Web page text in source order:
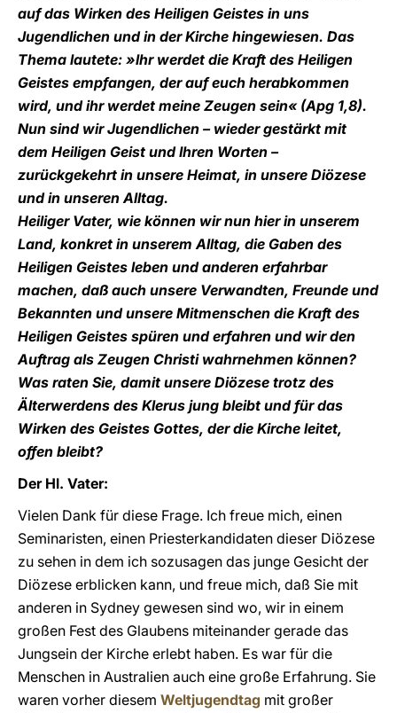
auf das Wirken des Heiligen Geistes in uns
Jugendlichen und in der Kirche hingewiesen. Das
Thema lautete: »lhr werdet die Kraft des Heiligen
Geistes empfangen, der auf euch herabkommen
wird, und ihr werdet meine Zeugen sein« (Apg 1,8).
Nun sind wir Jugendlichen – wieder gestärkt mit
dem Heiligen Geist und Ihren Worten –
zurückgekehrt in unsere Heimat, in unsere Diözese
und in unseren Alltag.
Heiliger Vater, wie können wir nun hier in unserem
Land, konkret in unserem Alltag, die Gaben des
Heiligen Geistes leben und anderen erfahrbar
machen, daß auch unsere Verwandten, Freunde und
Bekannten und unsere Mitmenschen die Kraft des
Heiligen Geistes spüren und erfahren und wir den
Auftrag als Zeugen Christi wahrnehmen können?
Was raten Sie, damit unsere Diözese trotz des
Älterwerdens des Klerus jung bleibt und für das
Wirken des Geistes Gottes, der die Kirche leitet,
offen bleibt?
Der Hl. Vater:
Vielen Dank für diese Frage. Ich freue mich, einen
Seminaristen, einen Priesterkandidaten dieser Diözese
zu sehen in dem ich sozusagen das junge Gesicht der
Diözese erblicken kann, und freue mich, daß Sie mit
anderen in Sydney gewesen sind wo, wir in einem
großen Fest des Glaubens miteinander gerade das
Jungsein der Kirche erlebt haben. Es war für die
Menschen in Australien auch eine große Erfahrung. Sie
waren vorher diesem Weltjugendtag mit großer